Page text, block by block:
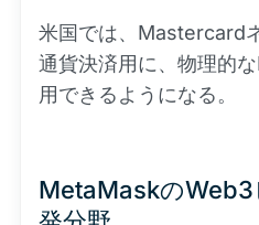
米国では、Mastercard
通貨決済用に、物理的
用できるようになる。
MetaMaskのWeb3